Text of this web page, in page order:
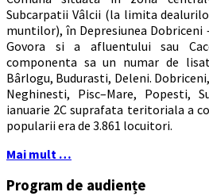
Subcarpatii Vâlcii (la limita
muntilor), în Depresiunea Dobriceni
Govora si a afluentului sau
componenta sa un numar de
Bârlogu, Budurasti, Deleni.
Neghinesti, Pisc–Mare, Popesti,
ianuarie 2C suprafata teritoriala a
popularii era de 3.861 locuitori.
Mai mult …
Program de audiențe